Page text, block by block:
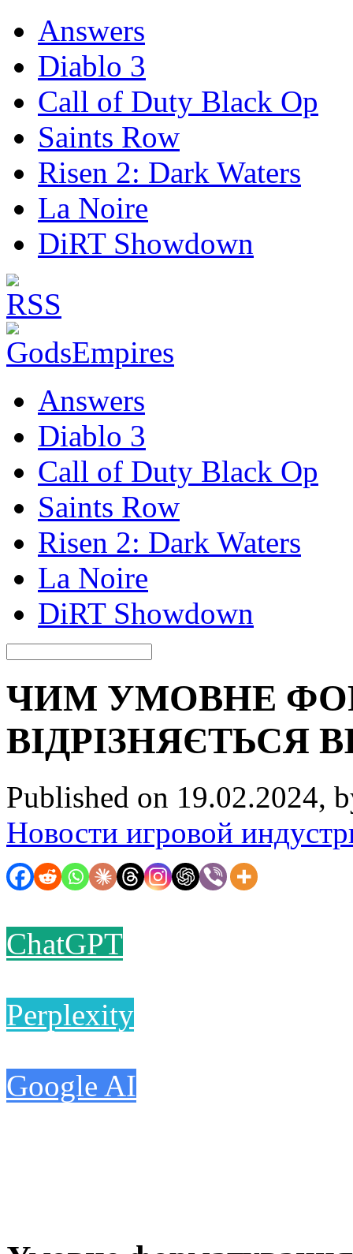
Answers
Diablo 3
Call of Duty Black Op
Saints Row
Risen 2: Dark Waters
La Noire
DiRT Showdown
Answers
Diablo 3
Call of Duty Black Op
Saints Row
Risen 2: Dark Waters
La Noire
DiRT Showdown
ЧИМ УМОВНЕ
ВІДРІЗНЯЄТЬСЯ
Published on 19.02.2024,
Новости игровой
ChatGPT
Perplexity
Google AI